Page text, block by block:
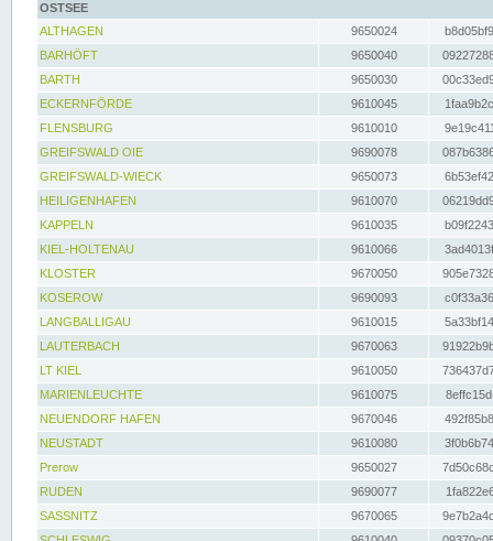
OSTSEE
ALTHAGEN
9650024
BARHÖFT
9650040
BARTH
9650030
ECKERNFÖRDE
9610045
FLENSBURG
9610010
GREIFSWALD OIE
9690078
GREIFSWALD-WIECK
9650073
HEILIGENHAFEN
9610070
KAPPELN
9610035
KIEL-HOLTENAU
9610066
KLOSTER
9670050
KOSEROW
9690093
LANGBALLIGAU
9610015
LAUTERBACH
9670063
LT KIEL
9610050
MARIENLEUCHTE
9610075
NEUENDORF HAFEN
9670046
NEUSTADT
9610080
Prerow
9650027
RUDEN
9690077
SASSNITZ
9670065